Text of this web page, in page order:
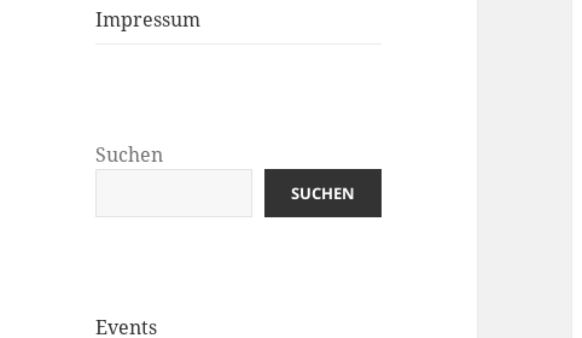
Impressum
Suchen
SUCHEN
Events